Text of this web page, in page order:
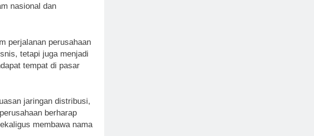
nasional dan
perjalanan perusahaan
tetapi juga menjadi
tempat di pasar
jaringan distribusi,
berharap
membawa nama